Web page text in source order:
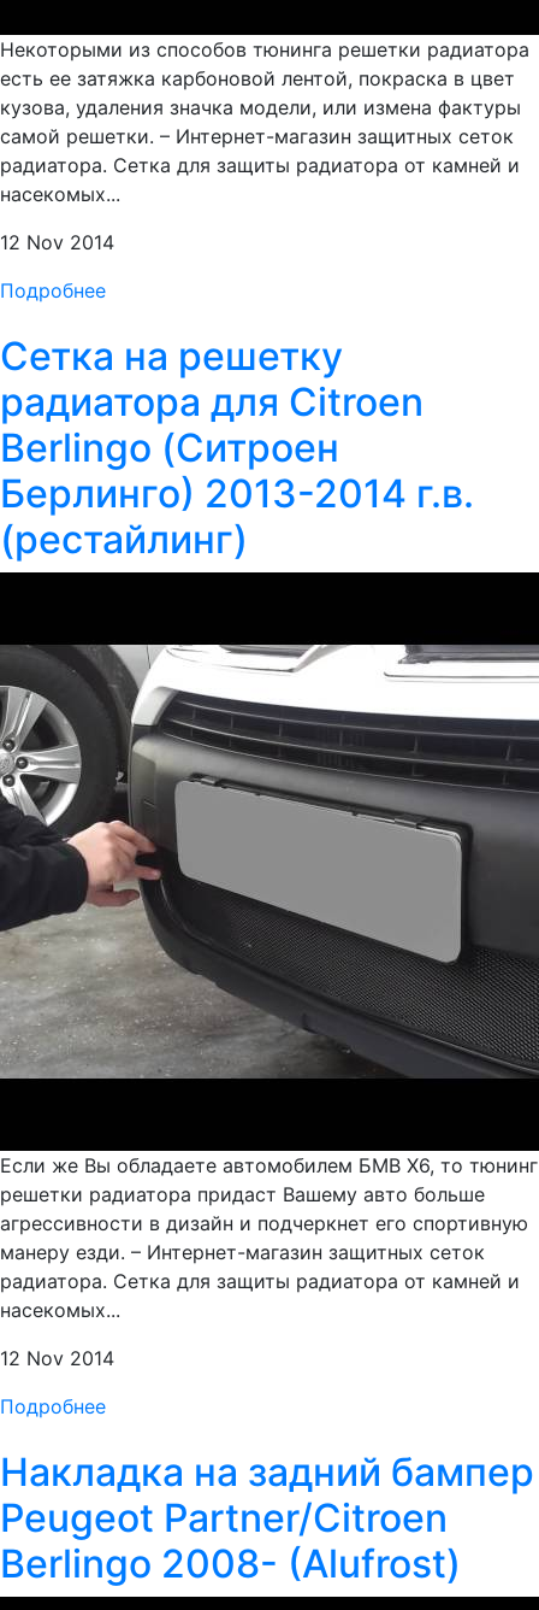
Некоторыми из способов тюнинга решетки радиатора
есть ее затяжка карбоновой лентой, покраска в цвет
кузова, удаления значка модели, или измена фактуры
самой решетки. – Интернет-магазин защитных сеток
радиатора. Сетка для защиты радиатора от камней и
насекомых...
12 Nov 2014
Подробнее
Сетка на решетку
радиатора для Citroen
Berlingo (Ситроен
Берлинго) 2013-2014 г.в.
(рестайлинг)
Если же Вы обладаете автомобилем БМВ Х6, то тюнинг
решетки радиатора придаст Вашему авто больше
агрессивности в дизайн и подчеркнет его спортивную
манеру езди. – Интернет-магазин защитных сеток
радиатора. Сетка для защиты радиатора от камней и
насекомых...
12 Nov 2014
Подробнее
Накладка на задний бампер
Peugeot Partner/Citroen
Berlingo 2008- (Alufrost)